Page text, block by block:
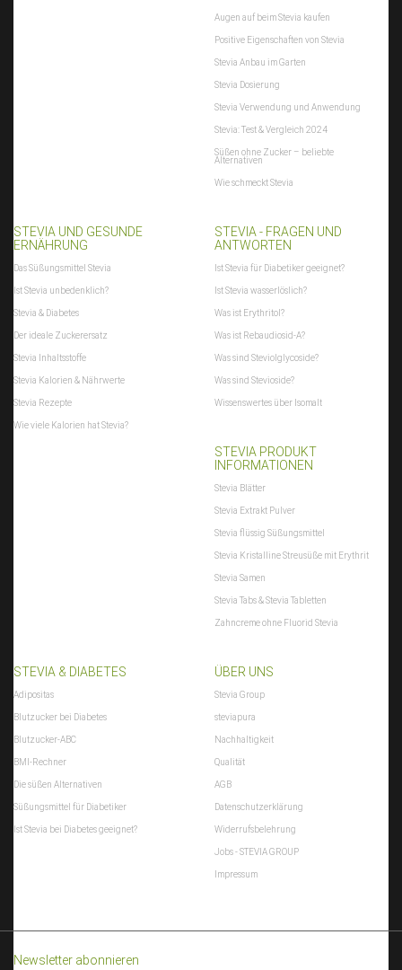
Augen auf beim Stevia kaufen
Positive Eigenschaften von Stevia
Stevia Anbau im Garten
Stevia Dosierung
Stevia Verwendung und Anwendung
Stevia: Test & Vergleich 2024
Süßen ohne Zucker – beliebte
Alternativen
Wie schmeckt Stevia
STEVIA UND GESUNDE
ERNÄHRUNG
Das Süßungsmittel Stevia
Ist Stevia unbedenklich?
Stevia & Diabetes
Der ideale Zuckerersatz
Stevia Inhaltsstoffe
Stevia Kalorien & Nährwerte
Stevia Rezepte
Wie viele Kalorien hat Stevia?
STEVIA - FRAGEN UND
ANTWORTEN
Ist Stevia für Diabetiker geeignet?
Ist Stevia wasserlöslich?
Was ist Erythritol?
Was ist Rebaudiosid-A?
Was sind Steviolglycoside?
Was sind Stevioside?
Wissenswertes über Isomalt
STEVIA PRODUKT
INFORMATIONEN
Stevia Blätter
Stevia Extrakt Pulver
Stevia flüssig Süßungsmittel
Stevia Kristalline Streusüße mit Erythrit
Stevia Samen
Stevia Tabs & Stevia Tabletten
Zahncreme ohne Fluorid Stevia
STEVIA & DIABETES
Adipositas
Blutzucker bei Diabetes
Blutzucker-ABC
BMI-Rechner
Die süßen Alternativen
Süßungsmittel für Diabetiker
Ist Stevia bei Diabetes geeignet?
ÜBER UNS
Stevia Group
steviapura
Nachhaltigkeit
Qualität
AGB
Datenschutzerklärung
Widerrufsbelehrung
Jobs - STEVIA GROUP
Impressum
Newsletter abonnieren